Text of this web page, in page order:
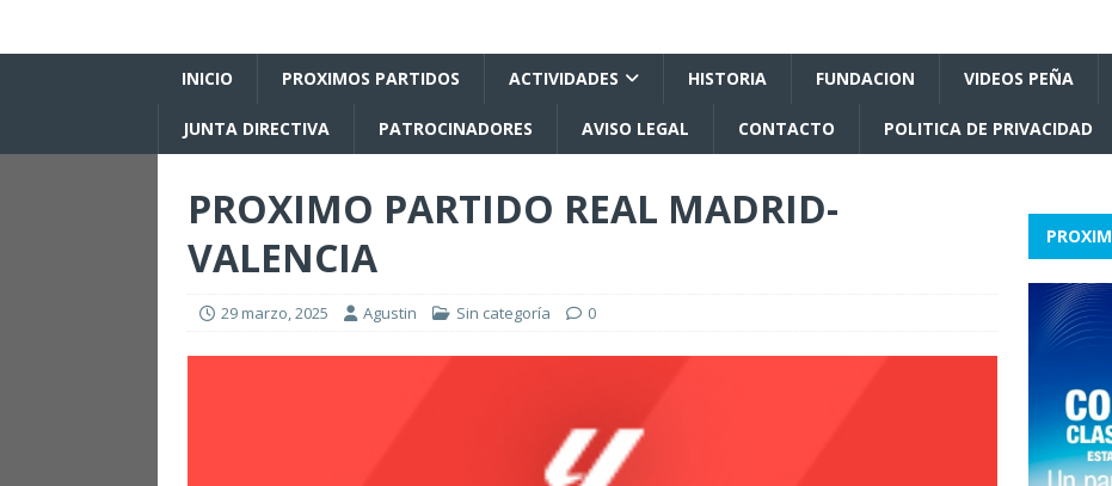
INICIO PROXIMOS PARTIDOS ACTIVIDADES HISTORIA FUNDACION VIDEOS PEÑA
JUNTA DIRECTIVA PATROCINADORES AVISO LEGAL CONTACTO POLITICA DE PRIVACIDAD
PROXIMO PARTIDO REAL MADRID-
VALENCIA
29 marzo, 2025 Agustin Sin categoría 0